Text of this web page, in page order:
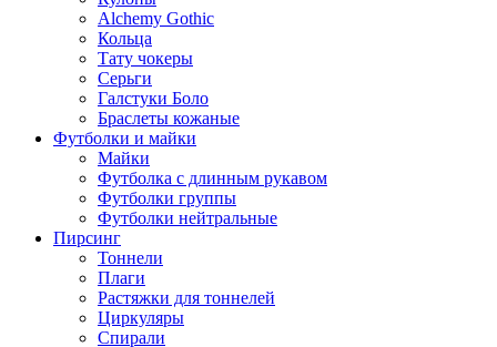
Alchemy Gothic
Кольца
Тату чокеры
Серьги
Галстуки Боло
Браслеты кожаные
Футболки и майки
Майки
Футболка с длинным рукавом
Футболки группы
Футболки нейтральные
Пирсинг
Тоннели
Плаги
Растяжки для тоннелей
Циркуляры
Спирали